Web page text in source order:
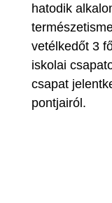
hatodik
vetélkedőt 3
iskolai
csapat
pontjairól.